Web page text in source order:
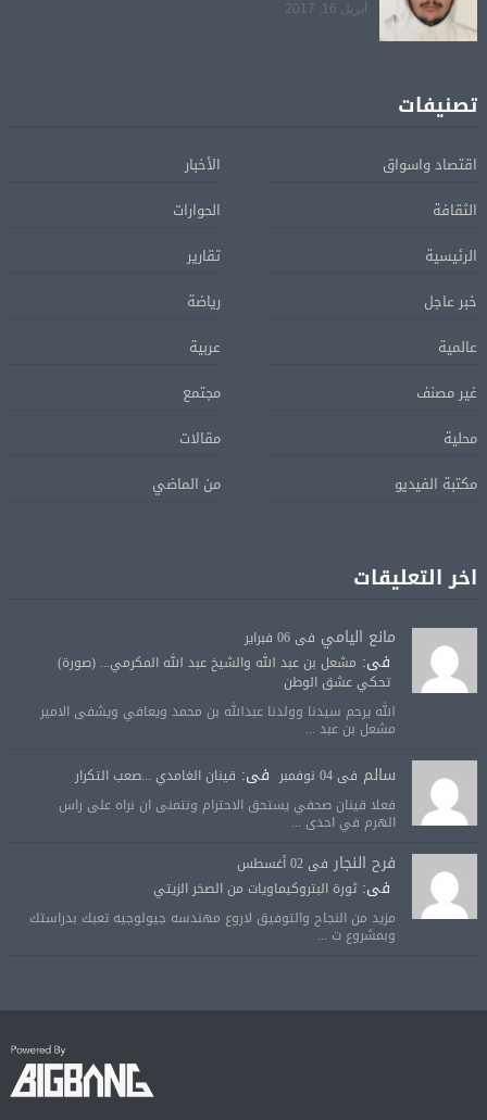
أبريل 16, 2017
تصنيفات
اقتصاد واسواق
الأخبار
الثقافة
الحوارات
الرئيسية
تقارير
خبر عاجل
رياضة
عالمية
عربية
غير مصنف
مجتمع
محلية
مقالات
مكتبة الفيديو
من الماضي
اخر التعليقات
مانع اليامي فى 06 فبراير
فى: مشعل بن عبد الله والشيخ عبد الله المكرمي... (صورة)
تحكي عشق الوطن
الله يرحم سيدنا وولدنا عبدالله بن محمد ويعافي ويشفى الامير
مشعل بن عبد ...
سالم فى 04 نوفمبر فى: قينان الغامدي ...صعب التكرار
فعلا قينان صحفي يستحق الاحترام ونتمنى ان نراه على راس
الهرم في احدى ...
فرح النجار فى 02 أغسطس
فى:ثورة البتروكيماويات من الصخر الزيتي
مزيد من النجاح والتوفيق لاروع مهندسه جيولوجيه تعبك بدراستك
وبمشروع ت ...